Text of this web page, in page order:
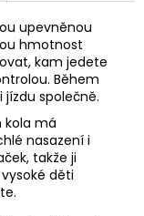
upevněnou
hmotnost
kam jedete
Během
společně.
kola má
nasazení i
takže ji
děti